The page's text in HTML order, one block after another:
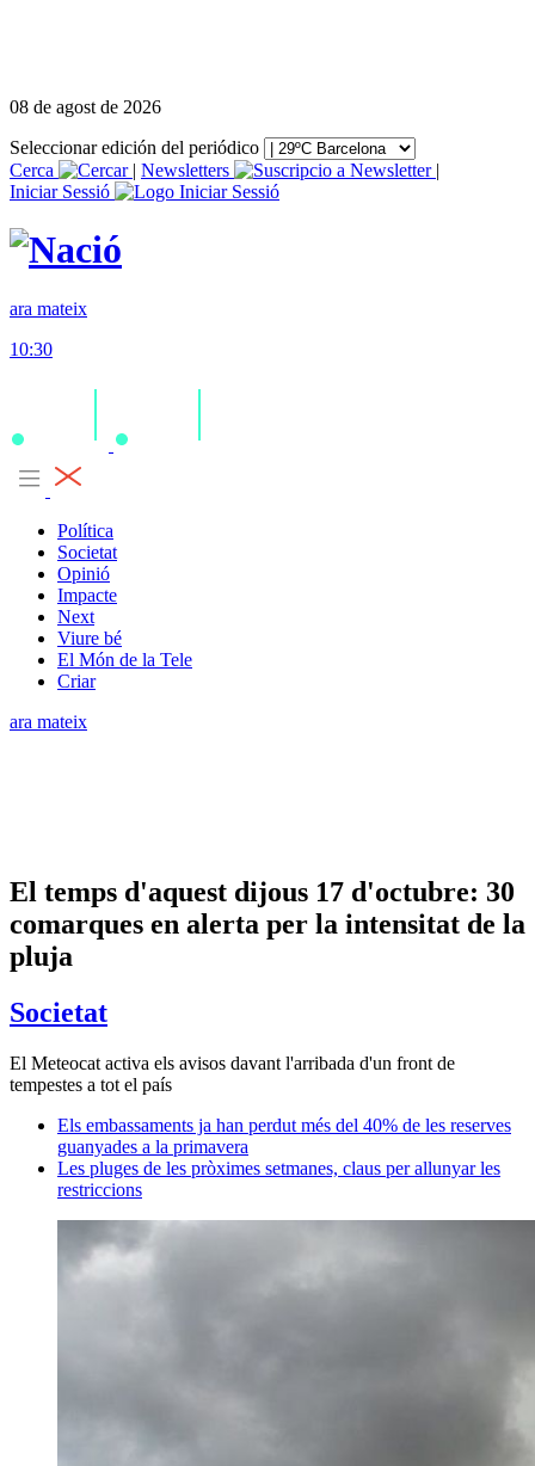
08 de agost de 2026
Seleccionar edición del periódico
Cerca
| Newsletters
|
Iniciar Sessió
ara mateix
10:30
Política
Societat
Opinió
Impacte
Next
Viure bé
El Món de la Tele
Criar
ara mateix
El temps d'aquest dijous 17 d'octubre: 30
comarques en alerta per la intensitat de la
pluja
Societat
El Meteocat activa els avisos davant l'arribada d'un front de
tempestes a tot el país
Els embassaments ja han perdut més del 40% de les reserves
guanyades a la primavera
Les pluges de les pròximes setmanes, claus per allunyar les
restriccions